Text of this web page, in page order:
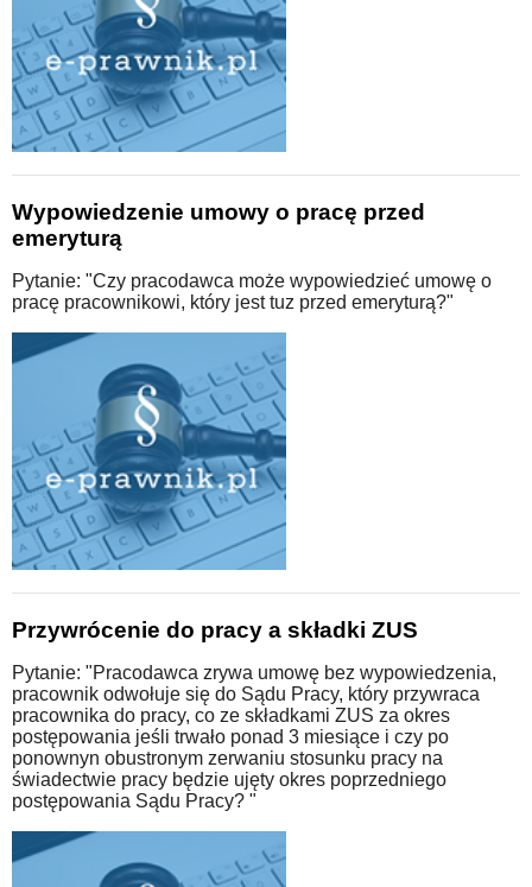
Wypowiedzenie umowy o pracę przed
emeryturą
Pytanie: "Czy pracodawca może wypowiedzieć umowę o
pracę pracownikowi, który jest tuz przed emeryturą?"
Przywrócenie do pracy a składki ZUS
Pytanie: "Pracodawca zrywa umowę bez wypowiedzenia,
pracownik odwołuje się do Sądu Pracy, który przywraca
pracownika do pracy, co ze składkami ZUS za okres
postępowania jeśli trwało ponad 3 miesiące i czy po
ponownyn obustronym zerwaniu stosunku pracy na
świadectwie pracy będzie ujęty okres poprzedniego
postępowania Sądu Pracy? "